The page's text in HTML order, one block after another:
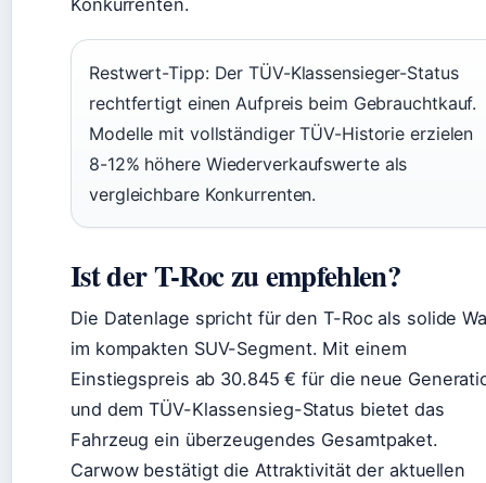
Konkurrenten.
Restwert-Tipp: Der TÜV-Klassensieger-Status
rechtfertigt einen Aufpreis beim Gebrauchtkauf.
Modelle mit vollständiger TÜV-Historie erzielen
8-12% höhere Wiederverkaufswerte als
vergleichbare Konkurrenten.
Ist der T-Roc zu empfehlen?
Die Datenlage spricht für den T-Roc als solide
im kompakten SUV-Segment. Mit einem
Einstiegspreis ab 30.845 € für die neue
und dem TÜV-Klassensieg-Status bietet das
Fahrzeug ein überzeugendes Gesamtpaket.
Carwow bestätigt die Attraktivität der aktuellen